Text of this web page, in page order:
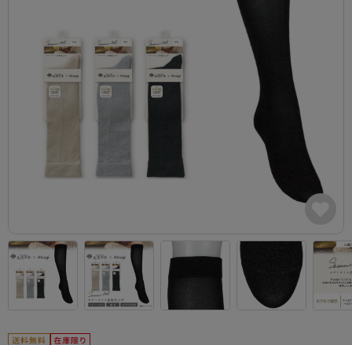
KIDS
カテゴリから探す
レッグウェア
- 柄ストッキング
- 着圧ストッキング
- パンティ部レスストッキング
タイツ
- 無地タイツ
- ブラトップ
ショーツ
- レギュラーショーツ
- サニタリーショーツ
ライフスタイルウェア
ルームウェア・パジャマ
アクティブ・スポーツ
- スポーツブラ
- スポーツトップス
レッグウエア
ソックス・靴下
スニーカー丈・くるぶし丈ソックス
Tバック・ビキニ
肌着・インナー
ライフスタイルウェア
ルームウェア・パジャマ
レッグウエア
クルー・レギュラー丈ソックス
ハイソックス
スクールソックス
スポーツブラ
ショーツ
レギュラーショーツ
サニタリーショーツ
ブランドから探す
スゴスト
フェイクタイツ
hotto comfort
Atsugi COLORS
私に似合う、ストッキング選び
タイツの選び方
ご利用ガイド
はじめての方へ
よくある質問（FAQ）
サイズ表